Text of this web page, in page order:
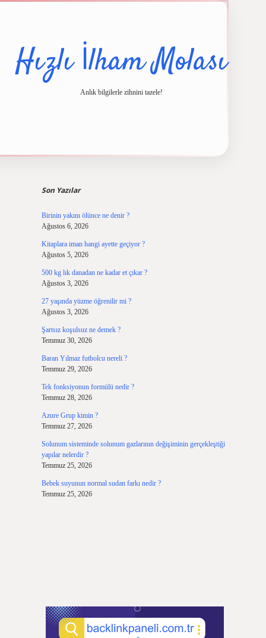
Hızlı İlham Molası
Anlık bilgilerle zihnini tazele!
Son Yazılar
Birinin yakını ölünce ne denir ?
Ağustos 6, 2026
Kitaplara iman hangi ayette geçiyor ?
Ağustos 5, 2026
500 kg lık danadan ne kadar et çıkar ?
Ağustos 3, 2026
27 yaşında yüzme öğrenilir mi ?
Ağustos 3, 2026
Şartsız koşulsuz ne demek ?
Temmuz 30, 2026
Baran Yılmaz futbolcu nereli ?
Temmuz 29, 2026
Tek fonksiyonun formülü nedir ?
Temmuz 28, 2026
Azure Grup kimin ?
Temmuz 27, 2026
Solunum sisteminde solunum gazlarının değişiminin gerçekleştiği
yapılar nelerdir ?
Temmuz 25, 2026
Bebek suyunun normal sudan farkı nedir ?
Temmuz 25, 2026